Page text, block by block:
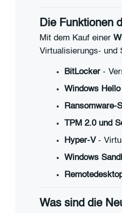
Die Funktionen
Mit dem Kauf einer
Virtualisierungs- und
BitLocker-
Windows Hello
Ransomware-
TPM 2.0 und
Hyper-V-
Windows
Was sind die